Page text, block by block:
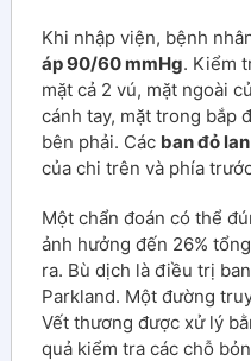
Khi nhập viện, bệnh
áp 90/60 mmHg. Kiểm
mặt cả 2 vú, mặt ngoài
cánh tay, mặt trong bắp
bên phải. Các ban đỏ
của chi trên và phía
Một chẩn đoán có thể
ảnh hưởng đến 26%
ra. Bù dịch là điều trị
Parkland. Một đường
Vết thương được xử lý
quả kiểm tra các chỗ